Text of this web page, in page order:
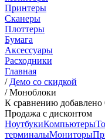
Принтеры
Сканеры
Плоттеры
Бумага
Аксессуары
Расходники
Главная
/ Демо со скидкой
/Моноблоки
К сравнению добавлено
Продажа с дисконтом
НоутбукиКомпьютеры
терминалыМониторы